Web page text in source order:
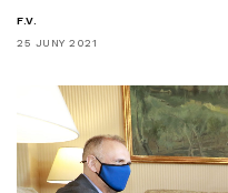
F.V.
25 JUNY 2021